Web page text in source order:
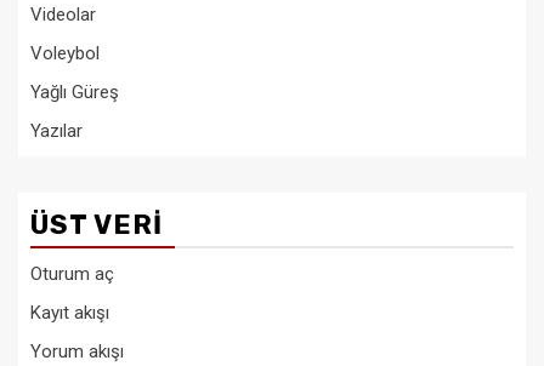
Videolar
Voleybol
Yağlı Güreş
Yazılar
ÜST VERI
Oturum aç
Kayıt akışı
Yorum akışı